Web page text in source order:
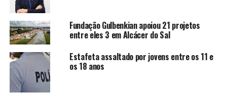
Fundação Gulbenkian apoiou 21 projetos
entre eles 3 em Alcácer do Sal
Estafeta assaltado por jovens entre os 11 e
os 18 anos